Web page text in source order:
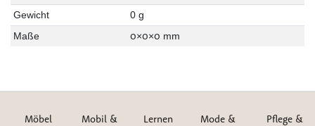
Gewicht
0 g
Maße
0×0×0 mm
Möbel
Mobil &
Lernen
Mode &
Pflege &